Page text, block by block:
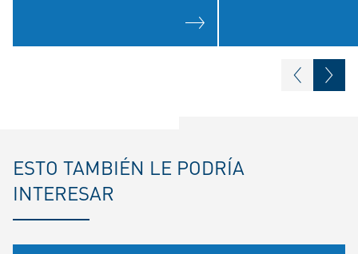
ESTO TAMBIÉN LE PODRÍA
INTERESAR